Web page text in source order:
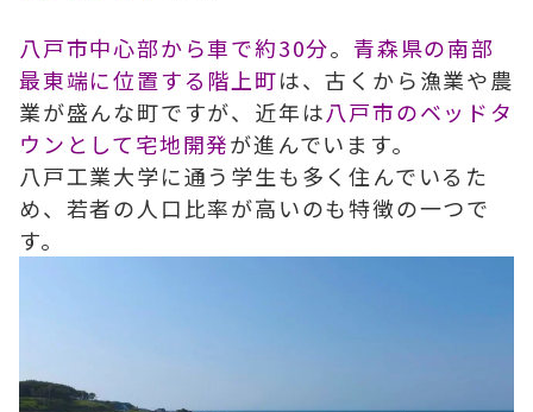
八戸市中心部から車で約30分。青森県の南部
最東端に位置する階上町は、古くから漁業や農
業が盛んな町ですが、近年は八戸市のベッドタ
ウンとして宅地開発が進んでいます。
八戸工業大学に通う学生も多く住んでいるた
め、若者の人口比率が高いのも特徴の一つで
す。